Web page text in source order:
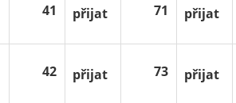
41 přijat 71 přijat
42 přijat 73 přijat